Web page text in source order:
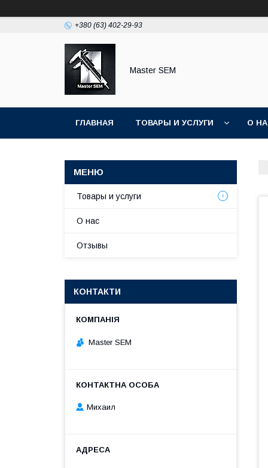
+380 (63) 402-29-93
Master SEM
ГЛАВНАЯ ТОВАРЫ И УСЛУГИ О
Товары и услуги
О нас
Отзывы
КОНТАКТИ
Master SEM
Михаил